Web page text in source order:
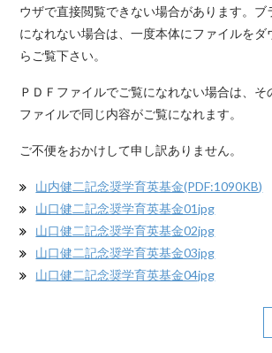
ウザで直接閲覧できない場合があります。ブ
になれない場合は、一度本体にファイルをダ
らご覧下さい。
ＰＤＦファイルでご覧になれない場合は、そ
ファイルで同じ内容がご覧になれます。
ご不便をおかけして申し訳ありません。
山内健二記念奨学育英基金(PDF:1090KB)
山口健二記念奨学育英基金01jpg
山口健二記念奨学育英基金02jpg
山口健二記念奨学育英基金03jpg
山口健二記念奨学育英基金04jpg